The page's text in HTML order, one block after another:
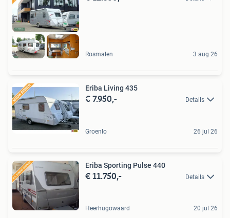
Rosmalen 3 aug 26
Eriba Living 435
€ 7.950,- Details
Groenlo 26 jul 26
Eriba Sporting Pulse 440
€ 11.750,- Details
Heerhugowaard 20 jul 26